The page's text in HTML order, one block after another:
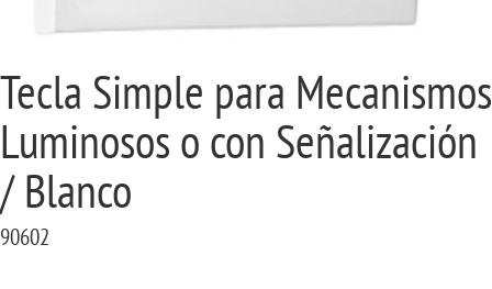
Tecla Simple para Mecanismos
Luminosos o con Señalización
/ Blanco
90602